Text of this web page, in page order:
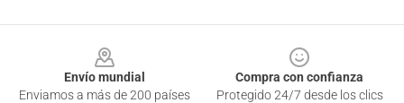
Envío mundial
Enviamos a más de 200 países
Compra con confianza
Protegido 24/7 desde los clics